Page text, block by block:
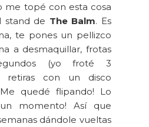
me topé con esta cosa
stand de The Balm. Es
te pones un pellizco
a desmaquillar, frotas
(yo froté 3
retiras con un disco
quedé flipando! Lo
momento! Así que
dándole vueltas